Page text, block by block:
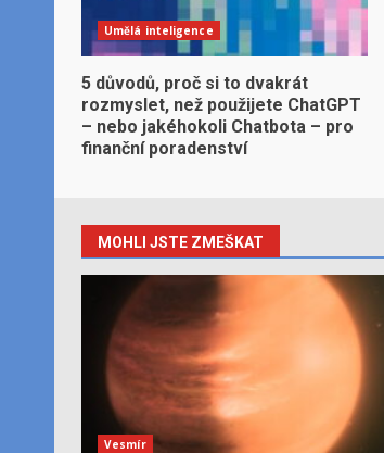
Umělá inteligence
5 důvodů, proč si to dvakrát
rozmyslet, než použijete ChatGPT
– nebo jakéhokoli Chatbota – pro
finanční poradenství
MOHLI JSTE ZMEŠKAT
Vesmír